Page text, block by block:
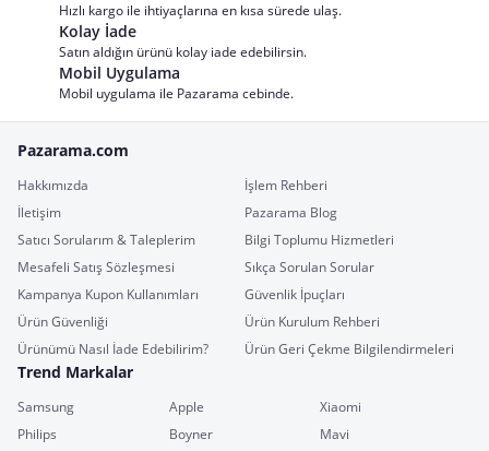
Hızlı kargo ile ihtiyaçlarına en kısa sürede ulaş.
Kolay İade
Satın aldığın ürünü kolay iade edebilirsin.
Mobil Uygulama
Mobil uygulama ile Pazarama cebinde.
Pazarama.com
Hakkımızda
İşlem Rehberi
İletişim
Pazarama Blog
Satıcı Sorularım & Taleplerim
Bilgi Toplumu Hizmetleri
Mesafeli Satış Sözleşmesi
Sıkça Sorulan Sorular
Kampanya Kupon Kullanımları
Güvenlik İpuçları
Ürün Güvenliği
Ürün Kurulum Rehberi
Ürünümü Nasıl İade Edebilirim?
Ürün Geri Çekme Bilgilendirmeleri
Trend Markalar
Samsung Apple
Xiaomi
Philips
Boyner
Mavi